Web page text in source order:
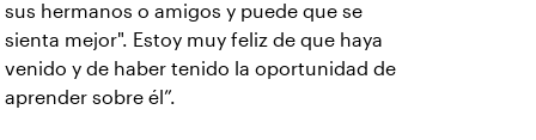
sus hermanos o amigos y puede que se
sienta mejor". Estoy muy feliz de que haya
venido y de haber tenido la oportunidad de
aprender sobre él”.